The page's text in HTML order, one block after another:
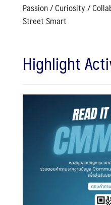
Passion / Curiosity /
Street Smart
Highlight